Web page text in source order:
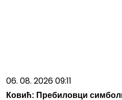
06. 08. 2026 09:11
Ковић: Пребиловци